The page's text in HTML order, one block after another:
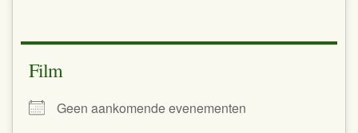
Film
Geen aankomende evenementen